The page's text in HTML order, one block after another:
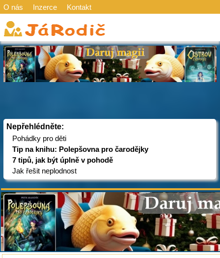
O nás Inzerce Kontakt
Nepřehlédněte:
Pohádky pro děti
Tip na knihu: Polepšovna pro čarodějky
7 tipů, jak být úplně v pohodě
Jak řešit neplodnost